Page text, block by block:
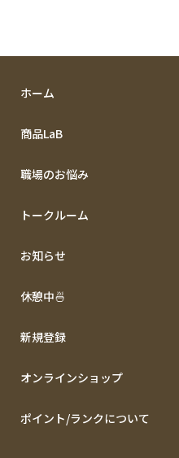
ホーム
商品LaB
職場のお悩み
トークルーム
お知らせ
休憩中🍜
新規登録
オンラインショップ
ポイント/ランクについて